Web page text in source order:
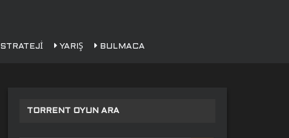
STRATEJI YARIŞ BULMACA
TORRENT OYUN ARA